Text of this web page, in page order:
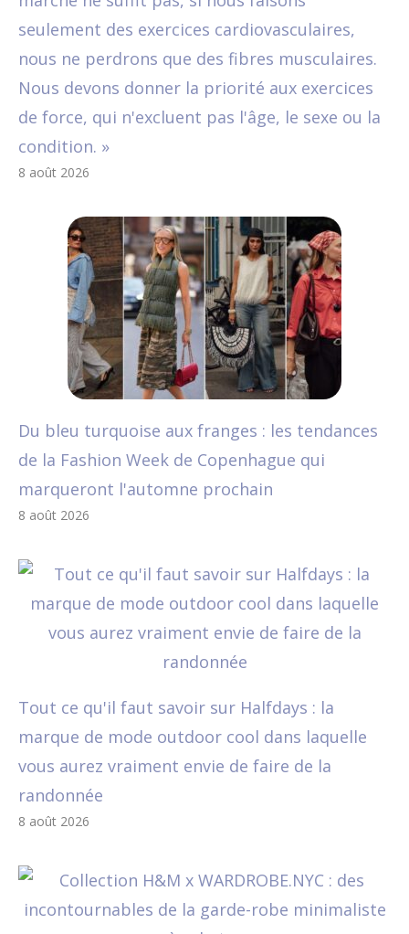
seulement des exercices cardiovasculaires,
nous ne perdrons que des fibres musculaires.
Nous devons donner la priorité aux exercices
de force, qui n'excluent pas l'âge, le sexe ou la
condition. »
8 août 2026
Du bleu turquoise aux franges : les tendances
de la Fashion Week de Copenhague qui
marqueront l'automne prochain
8 août 2026
Tout ce qu'il faut savoir sur Halfdays : la
marque de mode outdoor cool dans laquelle
vous aurez vraiment envie de faire de la
randonnée
8 août 2026